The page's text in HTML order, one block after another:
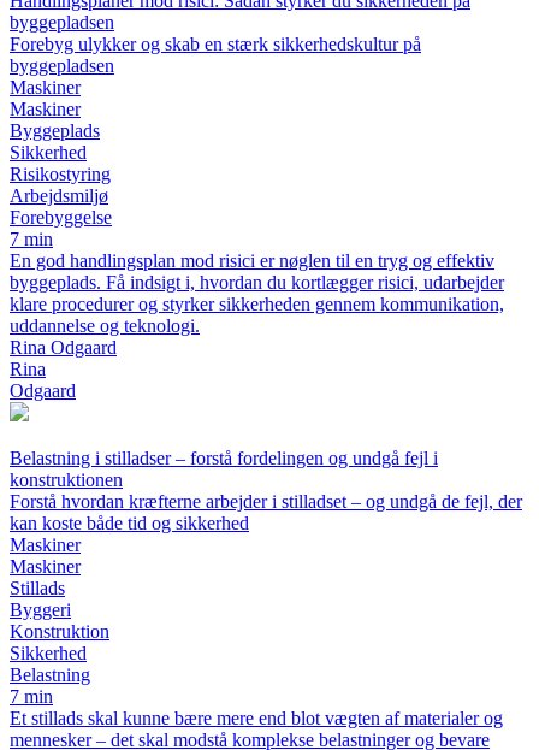
byggepladsen
Forebyg ulykker og skab en stærk sikkerhedskultur på
byggepladsen
Maskiner
Maskiner
Byggeplads
Sikkerhed
Risikostyring
Arbejdsmiljø
Forebyggelse
7 min
En god handlingsplan mod risici er nøglen til en tryg og effektiv
byggeplads. Få indsigt i, hvordan du kortlægger risici, udarbejder
klare procedurer og styrker sikkerheden gennem kommunikation,
uddannelse og teknologi.
Rina Odgaard
Rina
Odgaard
Belastning i stilladser – forstå fordelingen og undgå fejl i
konstruktionen
Forstå hvordan kræfterne arbejder i stilladset – og undgå de fejl, der
kan koste både tid og sikkerhed
Maskiner
Maskiner
Stillads
Byggeri
Konstruktion
Sikkerhed
Belastning
7 min
Et stillads skal kunne bære mere end blot vægten af materialer og
mennesker – det skal modstå komplekse belastninger og bevare